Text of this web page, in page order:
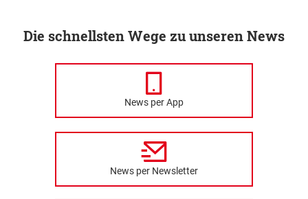
Die schnellsten Wege zu unseren News
News per App
News per Newsletter